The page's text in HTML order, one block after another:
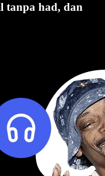
tanpa had, dan